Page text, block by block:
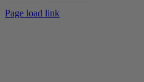
Page load link